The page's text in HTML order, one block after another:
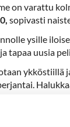
on varattu
sopivasti
ysille
tapaa uusia
ykköstiillä